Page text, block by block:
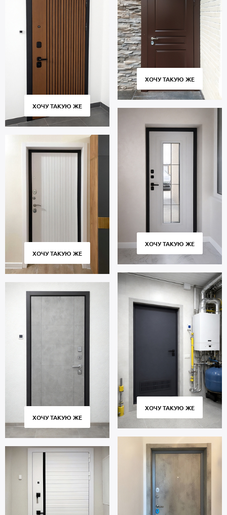
ХОЧУ ТАКУЮ ЖЕ
ХОЧУ ТАКУЮ ЖЕ
ХОЧУ ТАКУЮ ЖЕ
ХОЧУ ТАКУЮ ЖЕ
ХОЧУ ТАКУЮ ЖЕ
ХОЧУ ТАКУЮ ЖЕ